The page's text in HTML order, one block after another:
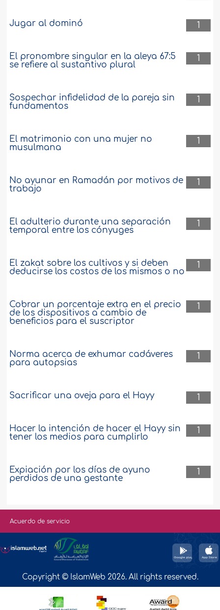
1
Jugar al dominó
1
El pronombre singular en la aleya 67:5
se refiere al sustantivo plural
1
Sospechar infidelidad de la pareja sin
fundamentos
1
El matrimonio con una mujer no
musulmana
1
No ayunar en Ramadán por motivos de
trabajo
1
El adulterio durante una separación
temporal entre los cónyuges
1
El zakat sobre los cultivos y si deben
deducirse los costos de los mismos o no
1
Cobrar un porcentaje extra en el precio
de los dispositivos a cambio de
beneficios para el suscriptor
1
Norma acerca de exhumar cadáveres
para autopsias
1
Sacrificar una oveja para el Hayy
1
Hacer la intención de hacer el Hayy sin
tener los medios para cumplirlo
1
Expiación por los días de ayuno
perdidos de una gestante
Acuerdo de servicio
Copyright © IslamWeb 2026. All rights reserved.